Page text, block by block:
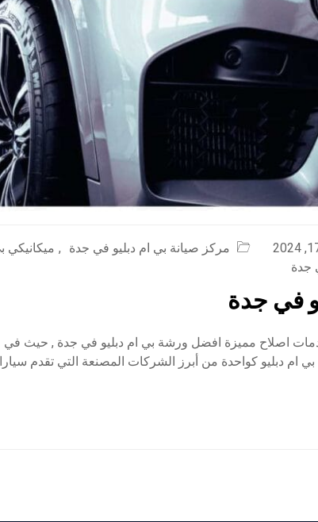
مركز صيانة بي ام دبليو في جدة , ميكانيكي
جدة
في جدة
اصلاح مميزة افضل ورشة بي ام دبليو في جدة , حيث في
ام دبليو كواحدة من أبرز الشركات المصنعة التي تقدم